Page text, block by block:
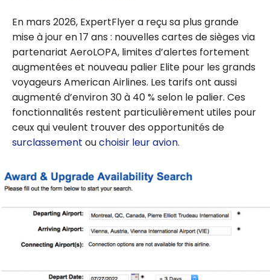
En mars 2026, ExpertFlyer a reçu sa plus grande
mise à jour en 17 ans : nouvelles cartes de sièges via
partenariat AeroLOPA, limites d’alertes fortement
augmentées et nouveau palier Elite pour les grands
voyageurs American Airlines. Les tarifs ont aussi
augmenté d’environ 30 à 40 % selon le palier. Ces
fonctionnalités restent particulièrement utiles pour
ceux qui veulent trouver des opportunités de
surclassement ouchoisir leur avion.